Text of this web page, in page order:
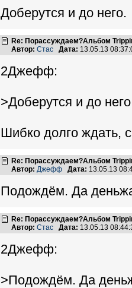
Доберутся и до него.
Re: Порассуждаем?Альбом
Автор: Стас Дата: 13.05.13
2Джефф:
>Доберутся и до
Шибко долго ждать,
Re: Порассуждаем?Альбом
Автор: Джефф Дата: 13.05.13
Подождём. Да
Re: Порассуждаем?Альбом
Автор: Стас Дата: 13.05.13
2Джефф:
>Подождём. Да